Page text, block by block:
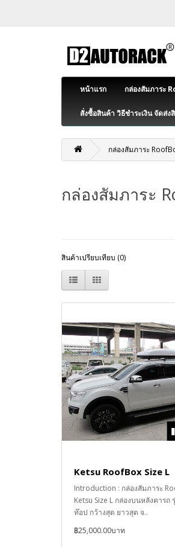
หน้าแรก กล่องสัมภาระ
สั่งซื้อสินค้า วิธีชำระเงิน จัดส่ง
กล่องสัมภาระ
กล่องสัมภาระ
สินค้าเปรียบเทียบ (0)
Ketsu RoofBox Size L
Introduction : กล่องสัมภาระ
Ketsu Size L กล่องบนหลังคารถ
ท๊อป กว้างสุด ยาวสุด จ..
฿25,000.00บาท